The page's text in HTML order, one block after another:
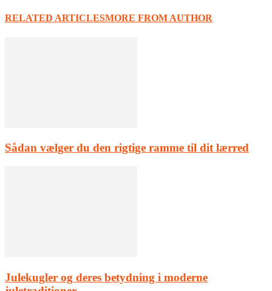
RELATED ARTICLESMORE FROM AUTHOR
Sådan vælger du den rigtige ramme til dit lærred
Julekugler og deres betydning i moderne